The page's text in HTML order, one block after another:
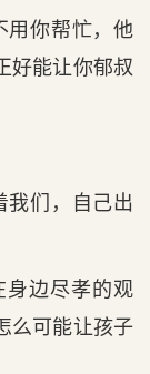
用你帮忙，他
好能让你郁叔
我们，自己出
边尽孝的观
么可能让孩子